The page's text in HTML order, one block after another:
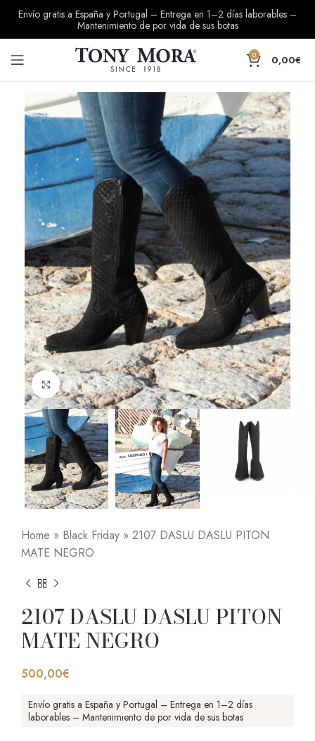
Envío gratis a España y Portugal – Entrega en 1–2 días laborables –
Mantenimiento de por vida de sus botas
0 0,00€
Click to enlarge
Home » Black Friday » 2107 DASLU DASLU PITON
MATE NEGRO
2107 DASLU DASLU PITON
MATE NEGRO
500,00€
Envío gratis a España y Portugal – Entrega en 1–2 días
laborables – Mantenimiento de por vida de sus botas